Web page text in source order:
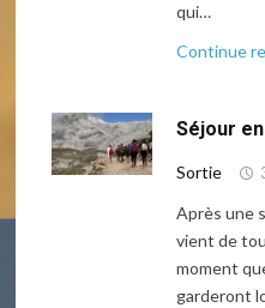
qui…
Continue
Séjour
Sortie
Après une
vient de
moment
garderont